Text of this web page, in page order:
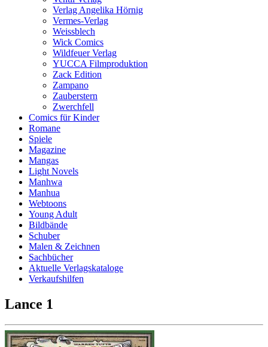
Verlag Angelika Hörnig
Vermes-Verlag
Weissblech
Wick Comics
Wildfeuer Verlag
YUCCA Filmproduktion
Zack Edition
Zampano
Zauberstern
Zwerchfell
Comics für Kinder
Romane
Spiele
Magazine
Mangas
Light Novels
Manhwa
Manhua
Webtoons
Young Adult
Bildbände
Schuber
Malen & Zeichnen
Sachbücher
Aktuelle Verlagskataloge
Verkaufshilfen
Lance 1